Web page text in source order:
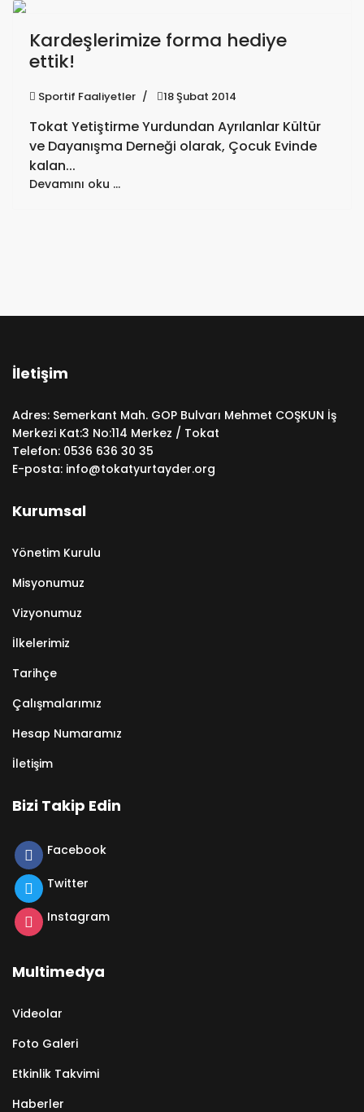
Kardeşlerimize forma hediye
ettik!
Sportif Faaliyetler 18 Şubat 2014
Tokat Yetiştirme Yurdundan Ayrılanlar Kültür
ve Dayanışma Derneği olarak, Çocuk Evinde
kalan...
Devamını oku …
İletişim
Adres: Semerkant Mah. GOP Bulvarı Mehmet COŞKUN İş
Merkezi Kat:3 No:114 Merkez / Tokat
Telefon: 0536 636 30 35
E-posta: info@tokatyurtayder.org
Kurumsal
Yönetim Kurulu
Misyonumuz
Vizyonumuz
İlkelerimiz
Tarihçe
Çalışmalarımız
Hesap Numaramız
İletişim
Bizi Takip Edin
Facebook
Twitter
Instagram
Multimedya
Videolar
Foto Galeri
Etkinlik Takvimi
Haberler